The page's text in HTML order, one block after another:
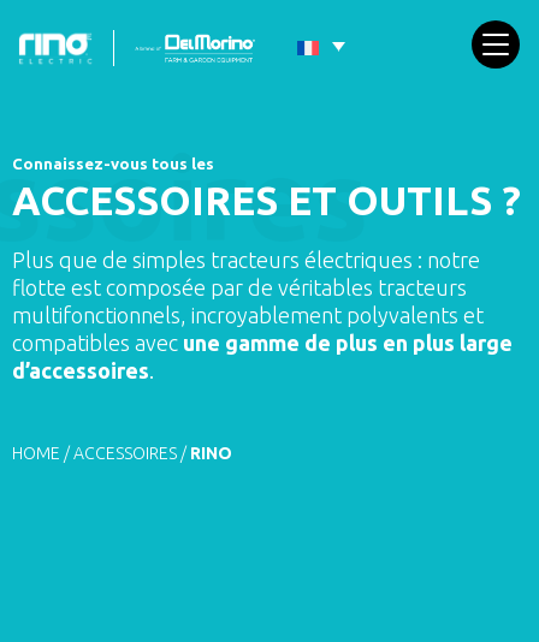
Connaissez-vous tous les
ACCESSOIRES ET OUTILS ?
Plus que de simples tracteurs électriques : notre
flotte est composée par de véritables tracteurs
multifonctionnels, incroyablement polyvalents et
compatibles avec une gamme de plus en plus large
d’accessoires.
HOME /ACCESSOIRES / RINO